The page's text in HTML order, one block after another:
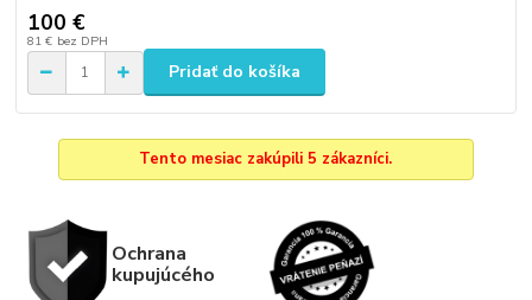
100 €
81 € bez DPH
Pridať do košíka
Tento mesiac zakúpili 5 zákazníci.
Ochrana
kupujúcého